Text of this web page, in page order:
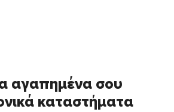
αγαπημένα σου
καταστήματα